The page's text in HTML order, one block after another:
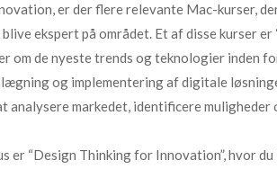
er der flere relevante Mac-kurser,
ekspert på området. Et af disse kurser
om de nyeste trends og teknologier inden
og implementering af digitale
analysere markedet, identificere muligheder
er “Design Thinking for Innovation”, hvor